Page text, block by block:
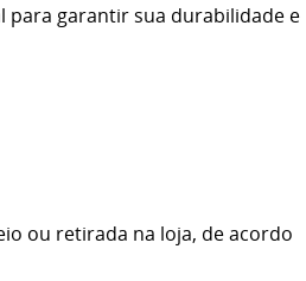
para garantir sua durabilidade e
ou retirada na loja, de acordo